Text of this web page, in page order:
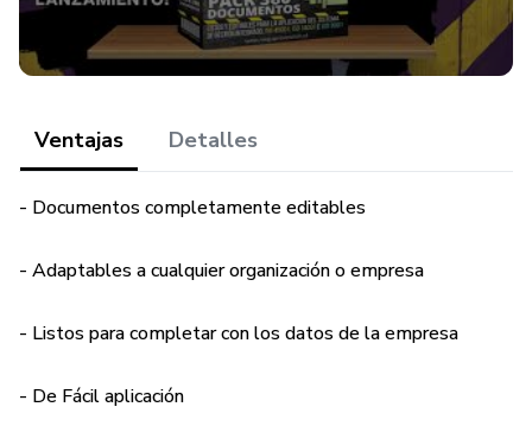
Ventajas Detalles
- Documentos completamente editables
- Adaptables a cualquier organización o empresa
- Listos para completar con los datos de la empresa
- De Fácil aplicación